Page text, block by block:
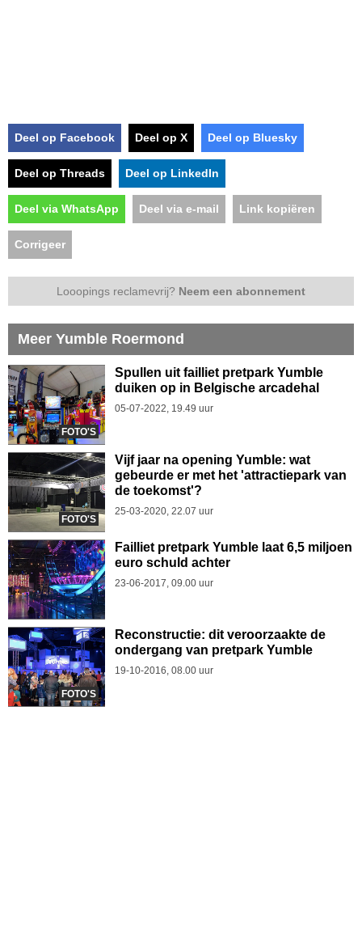
Deel op Facebook Deel op X Deel op Bluesky
Deel op Threads Deel op LinkedIn
Deel via WhatsApp Deel via e-mail Link kopiëren
Corrigeer
Looopings reclamevrij? Neem een abonnement
Meer Yumble Roermond
FOTO'S
Spullen uit failliet pretpark Yumble
duiken op in Belgische arcadehal
05-07-2022, 19.49 uur
FOTO'S
Vijf jaar na opening Yumble: wat
gebeurde er met het 'attractiepark van
de toekomst'?
25-03-2020, 22.07 uur
Failliet pretpark Yumble laat 6,5 miljoen
euro schuld achter
23-06-2017, 09.00 uur
FOTO'S
Reconstructie: dit veroorzaakte de
ondergang van pretpark Yumble
19-10-2016, 08.00 uur